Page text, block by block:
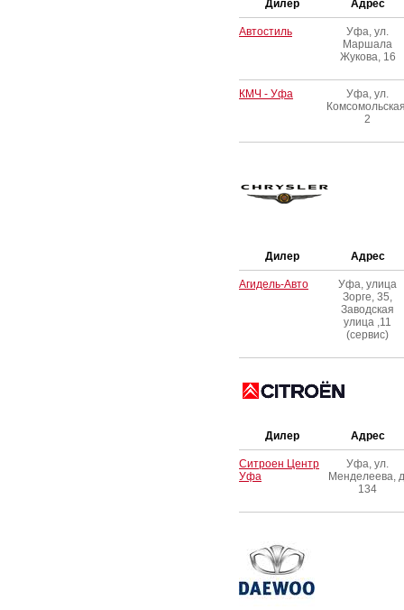
Дилер Адрес
Автостиль
Уфа, ул.
Маршала
Жукова, 16
КМЧ - Уфа
Уфа, ул.
2
Дилер Адрес
Агидель-Авто
Уфа, улица
Зорге, 35,
Заводская
улица ,11
(сервис)
Дилер Адрес
Ситроен Центр
Уфа
Уфа, ул.
Менделеева,
134